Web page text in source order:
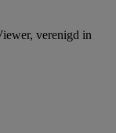
verenigd in